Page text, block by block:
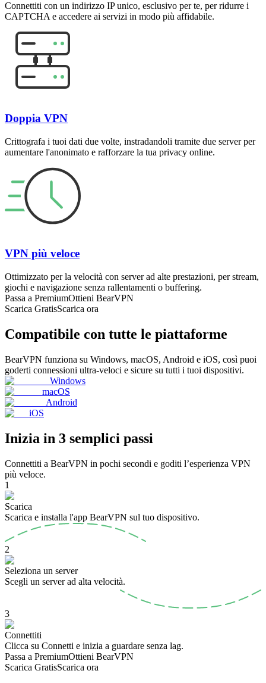
Connettiti con un indirizzo IP unico, esclusivo per te, per ridurre i
CAPTCHA e accedere ai servizi in modo più affidabile.
Doppia VPN
Crittografa i tuoi dati due volte, instradandoli tramite due server per
aumentare l'anonimato e rafforzare la tua privacy online.
VPN più veloce
Ottimizzato per la velocità con server ad alte prestazioni, per stream,
giochi e navigazione senza rallentamenti o buffering.
Passa a PremiumOttieni BearVPN
Scarica GratisScarica ora
Compatibile con tutte le piattaforme
BearVPN funziona su Windows, macOS, Android e iOS, così puoi
goderti connessioni ultra-veloci e sicure su tutti i tuoi dispositivi.
Windows
macOS
Android
iOS
Inizia in 3 semplici passi
Connettiti a BearVPN in pochi secondi e goditi l’esperienza VPN
più veloce.
1
Scarica
Scarica e installa l'app BearVPN sul tuo dispositivo.
2
Seleziona un server
Scegli un server ad alta velocità.
3
Connettiti
Clicca su Connetti e inizia a guardare senza lag.
Passa a PremiumOttieni BearVPN
Scarica GratisScarica ora